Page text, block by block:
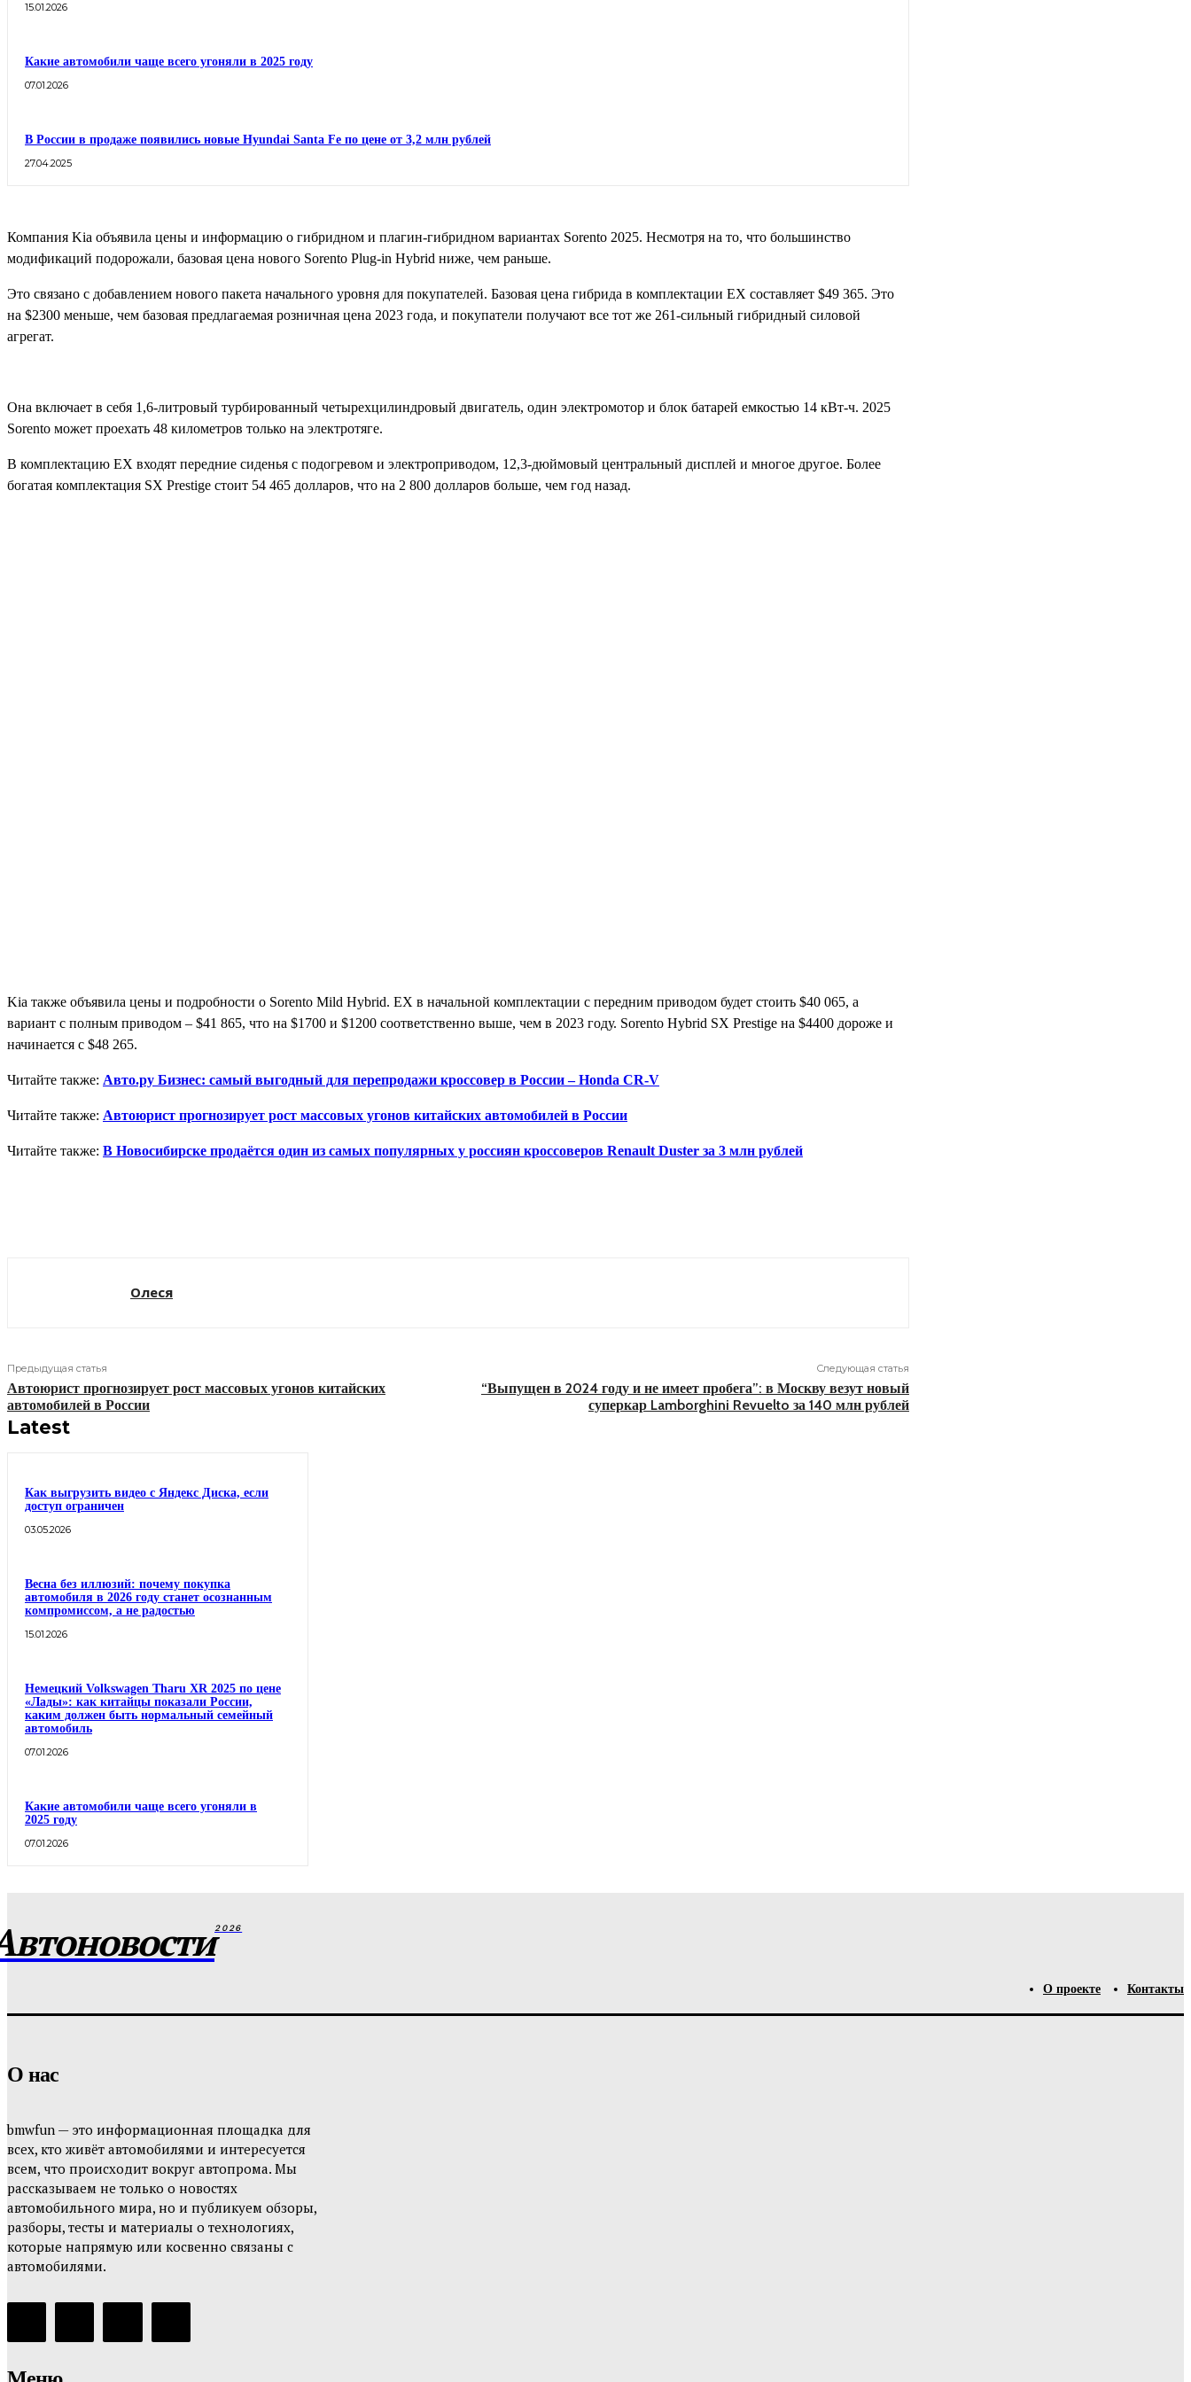
15.01.2026
Какие автомобили чаще всего угоняли в 2025 году
07.01.2026
В России в продаже появились новые Hyundai Santa Fe по цене от 3,2 млн рублей
27.04.2025
Компания Kia объявила цены и информацию о гибридном и плагин-гибридном вариантах Sorento 2025. Несмотря на то, что большинство
модификаций подорожали, базовая цена нового Sorento Plug-in Hybrid ниже, чем раньше.
Это связано с добавлением нового пакета начального уровня для покупателей. Базовая цена гибрида в комплектации EX составляет $49 365. Это
на $2300 меньше, чем базовая предлагаемая розничная цена 2023 года, и покупатели получают все тот же 261-сильный гибридный силовой
агрегат.
Она включает в себя 1,6-литровый турбированный четырехцилиндровый двигатель, один электромотор и блок батарей емкостью 14 кВт-ч. 2025
Sorento может проехать 48 километров только на электротяге.
В комплектацию EX входят передние сиденья с подогревом и электроприводом, 12,3-дюймовый центральный дисплей и многое другое. Более
богатая комплектация SX Prestige стоит 54 465 долларов, что на 2 800 долларов больше, чем год назад.
Kia также объявила цены и подробности о Sorento Mild Hybrid. EX в начальной комплектации с передним приводом будет стоить $40 065, а
вариант с полным приводом – $41 865, что на $1700 и $1200 соответственно выше, чем в 2023 году. Sorento Hybrid SX Prestige на $4400 дороже и
начинается с $48 265.
Читайте также: Авто.ру Бизнес: самый выгодный для перепродажи кроссовер в России – Honda CR-V
Читайте также: Автоюрист прогнозирует рост массовых угонов китайских автомобилей в России
Читайте также: В Новосибирске продаётся один из самых популярных у россиян кроссоверов Renault Duster за 3 млн рублей
Олеся
Предыдущая статья
Автоюрист прогнозирует рост массовых угонов китайских
автомобилей в России
Следующая статья
“Выпущен в 2024 году и не имеет пробега”: в Москву везут новый
суперкар Lamborghini Revuelto за 140 млн рублей
Latest
Как выгрузить видео с Яндекс Диска, если
доступ ограничен
03.05.2026
Весна без иллюзий: почему покупка
автомобиля в 2026 году станет осознанным
компромиссом, а не радостью
15.01.2026
Немецкий Volkswagen Tharu XR 2025 по цене
«Лады»: как китайцы показали России,
каким должен быть нормальный семейный
автомобиль
07.01.2026
Какие автомобили чаще всего угоняли в
2025 году
07.01.2026
2026
О проекте Контакты
О нас
bmwfun — это информационная площадка для
всех, кто живёт автомобилями и интересуется
всем, что происходит вокруг автопрома. Мы
рассказываем не только о новостях
автомобильного мира, но и публикуем обзоры,
разборы, тесты и материалы о технологиях,
которые напрямую или косвенно связаны с
автомобилями.